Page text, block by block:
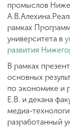
промыслов
рамках
университета в
развития
В рамках
основных
по экономике и
Е.В. и декана
медиа-
разработанный